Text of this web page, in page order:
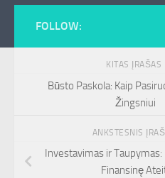
FOLLOW:
KITAS ĮRAŠAS
Būsto Paskola: Kaip
Žingsniui
ANKSTESNIS
Investavimas ir
Finansinę